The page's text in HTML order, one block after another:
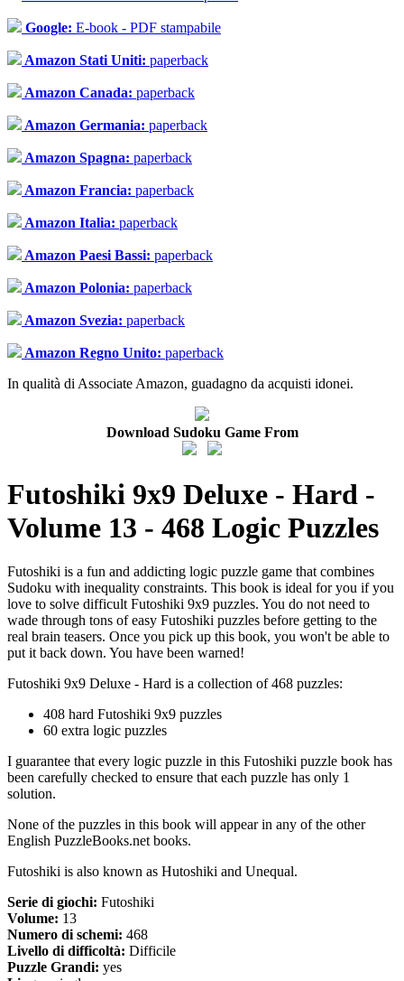
Google: E-book - PDF stampabile
Amazon Stati Uniti: paperback
Amazon Canada: paperback
Amazon Germania: paperback
Amazon Spagna: paperback
Amazon Francia: paperback
Amazon Italia: paperback
Amazon Paesi Bassi: paperback
Amazon Polonia: paperback
Amazon Svezia: paperback
Amazon Regno Unito: paperback
In qualità di Associate Amazon, guadagno da acquisti idonei.
Download Sudoku Game From
Futoshiki 9x9 Deluxe - Hard -
Volume 13 - 468 Logic Puzzles
Futoshiki is a fun and addicting logic puzzle game that combines
Sudoku with inequality constraints. This book is ideal for you if you
love to solve difficult Futoshiki 9x9 puzzles. You do not need to
wade through tons of easy Futoshiki puzzles before getting to the
real brain teasers. Once you pick up this book, you won't be able to
put it back down. You have been warned!
Futoshiki 9x9 Deluxe - Hard is a collection of 468 puzzles:
408 hard Futoshiki 9x9 puzzles
60 extra logic puzzles
I guarantee that every logic puzzle in this Futoshiki puzzle book has
been carefully checked to ensure that each puzzle has only 1
solution.
None of the puzzles in this book will appear in any of the other
English PuzzleBooks.net books.
Futoshiki is also known as Hutoshiki and Unequal.
Serie di giochi: Futoshiki
Volume: 13
Numero di schemi: 468
Livello di difficoltà: Difficile
Puzzle Grandi: yes